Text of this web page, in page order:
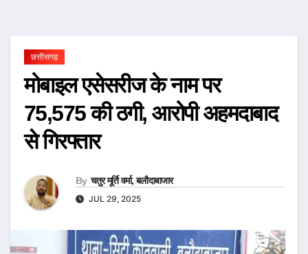
छत्तीसगढ़
मोबाइल एसेसरीज के नाम पर
75,575 की ठगी, आरोपी अहमदाबाद
से गिरफ्तार
By चतुर मूर्ति वर्मा, बलौदाबाजार
JUL 29, 2025